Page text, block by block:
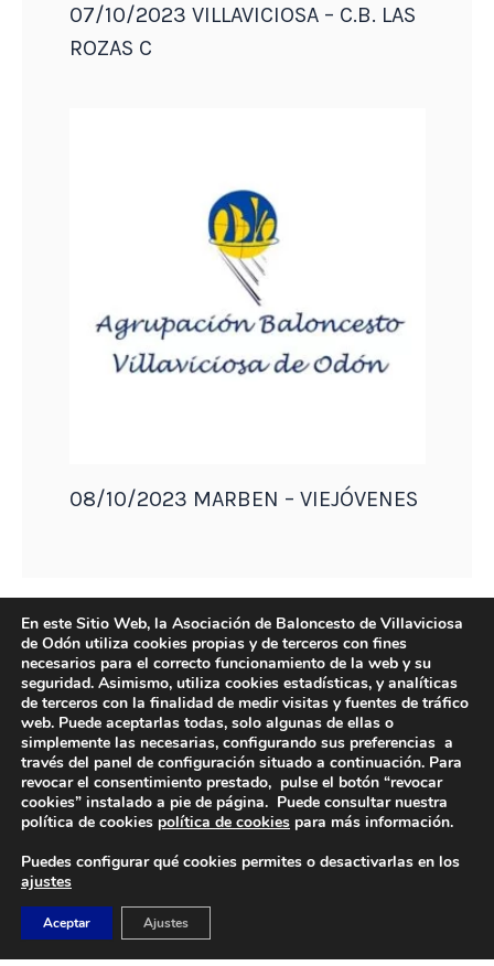
07/10/2023 VILLAVICIOSA – C.B. LAS
ROZAS C
08/10/2023 MARBEN – VIEJÓVENES
DIRECCIÓN
Camino de Sacedón 15
28670
En este Sitio Web, la Asociación de Baloncesto de Villaviciosa
de Odón utiliza cookies propias y de terceros con fines
necesarios para el correcto funcionamiento de la web y su
seguridad. Asimismo, utiliza cookies estadísticas, y analíticas
de terceros con la finalidad de medir visitas y fuentes de tráfico
web. Puede aceptarlas todas, solo algunas de ellas o
simplemente las necesarias, configurando sus preferencias a
través del panel de configuración situado a continuación. Para
revocar el consentimiento prestado, pulse el botón “revocar
cookies” instalado a pie de página. Puede consultar nuestra
política de cookies política de cookies para más información.
Puedes configurar qué cookies permites o desactivarlas en los
ajustes
Aceptar Ajustes